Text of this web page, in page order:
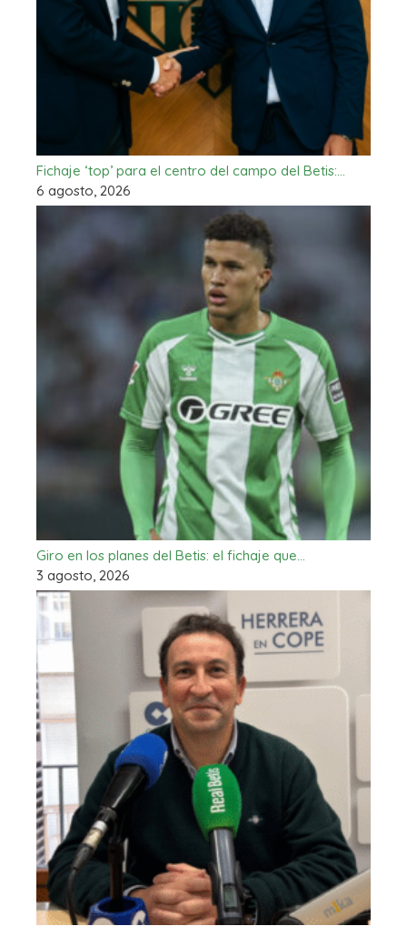
Fichaje ‘top’ para el centro del campo del Betis:…
6 agosto, 2026
Giro en los planes del Betis: el fichaje que…
3 agosto, 2026